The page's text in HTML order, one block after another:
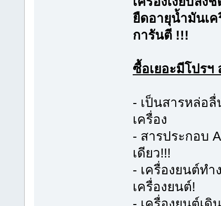
ยืดอายุน้ำมันเค
การันตี !!!
ซื้อเยอะมีโปร
- เป็นสารหล่อ
เครื่อง
- สารประกอบ
เดียว!!!
- เครื่องยนต์ท
เครื่องยนต์!